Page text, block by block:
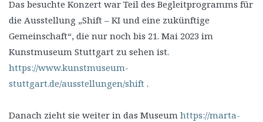
Das besuchte Konzert war Teil des Begleitprogramms für
die Ausstellung „Shift – KI und eine zukünftige
Gemeinschaft“, die nur noch bis 21. Mai 2023 im
Kunstmuseum Stuttgart zu sehen ist.
https://www.kunstmuseum-
stuttgart.de/ausstellungen/shift .
Danach zieht sie weiter in das Museum https://marta-